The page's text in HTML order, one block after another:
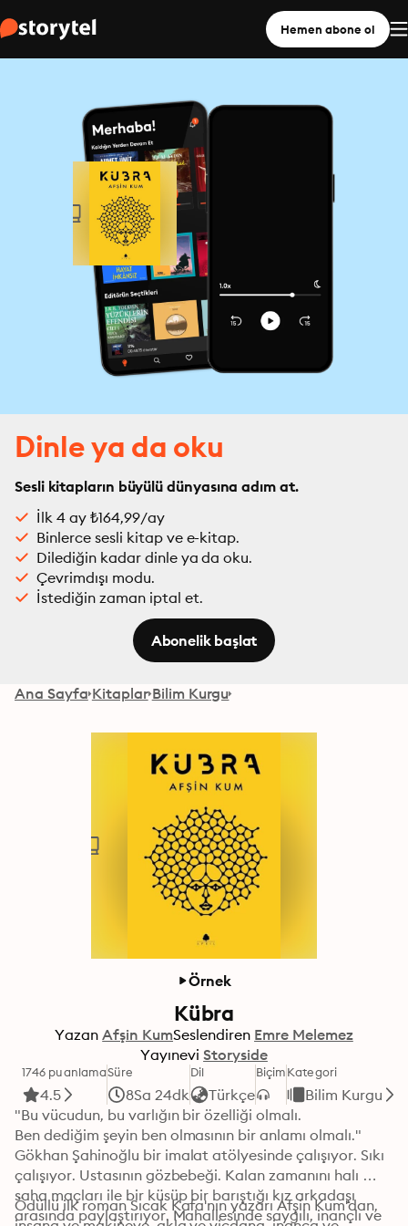
Hemen abone ol
Dinle ya da oku
Sesli kitapların büyülü dünyasına adım at.
İlk 4 ay ₺164,99/ay
Binlerce sesli kitap ve e-kitap.
Dilediğin kadar dinle ya da oku.
Çevrimdışı modu.
İstediğin zaman iptal et.
Abonelik başlat
Ana Sayfa Kitaplar Bilim Kurgu
Örnek
Kübra
Yazan Afşin KumSeslendiren Emre Melemez
Yayınevi Storyside
1746 puanlama
4.5
Süre
8Sa 24dk
Dil
Türkçe
BiçimKategori
Bilim Kurgu
"Bu vücudun, bu varlığın bir özelliği olmalı.
Ben dediğim şeyin ben olmasının bir anlamı olmalı."
Gökhan Şahinoğlu bir imalat atölyesinde çalışıyor. Sıkı
çalışıyor. Ustasının gözbebeği. Kalan zamanını halı
saha maçları ile bir küsüp bir barıştığı kız arkadaşı
arasında paylaştırıyor. Mahallesinde saygılı, inançlı ve
Ödüllü ilk roman Sıcak Kafa'nın yazarı Afşin Kum'dan,